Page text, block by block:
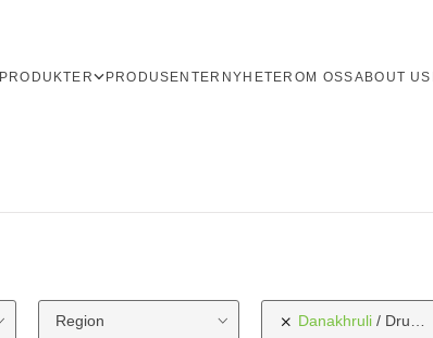
PRODUKTER PRODUSENTER NYHETER OM OSSABOUT US
Region Danakhruli Druetype